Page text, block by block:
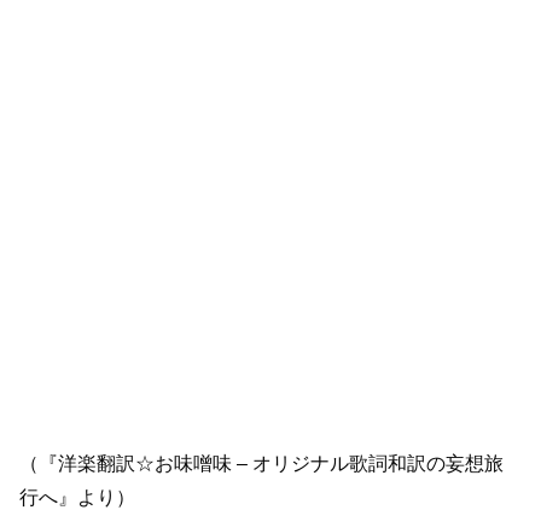
（『洋楽翻訳☆お味噌味 – オリジナル歌詞和訳の妄想旅
行へ』より）